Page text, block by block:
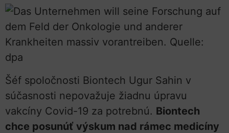
Šéf spoločnosti Biontech Ugur Sahin v
súčasnosti nepovažuje žiadnu úpravu
vakcíny Covid-19 za potrebnú. Biontech
chce posunúť výskum nad rámec medicíny